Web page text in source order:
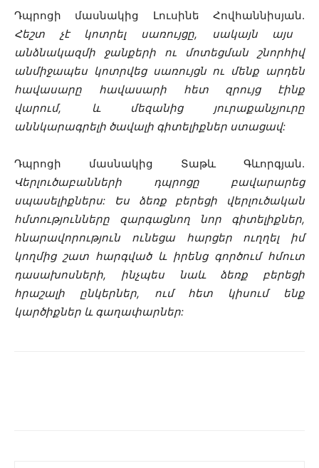
Դպրոցի մասնակից Լուսինե Հովհաննիսյան.
Հեշտ չէ կոտրել սառույցը, սակայն այս
անձնակազմի ջանքերի ու մոտեցման շնորհիվ
անմիջապես կոտրվեց սառույցն ու մենք արդեն
հավասարը հավասարի հետ զրույց էինք
վարում, և մեզանից յուրաքանչյուրը
աննկարագրելի ծավալի գիտելիքներ ստացավ:
Դպրոցի մասնակից Տաթև Գևորգյան.
Վերլուծաբանների դպրոցը բավարարեց
սպասելիքներս: Ես ձեռք բերեցի վերլուծական
հմտությունները զարգացնող նոր գիտելիքներ,
հնարավորություն ունեցա հարցեր ուղղել իմ
կողմից շատ հարգված և իրենց գործում հմուտ
դասախոսների, ինչպես նաև ձեռք բերեցի
հրաշալի ընկերներ, ում հետ կիսում ենք
կարծիքներ և գաղափարներ: